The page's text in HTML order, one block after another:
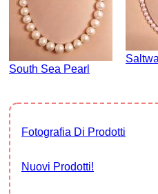
South Sea Pearl
Fotografia Di Prodotti
Nuovi Prodotti!